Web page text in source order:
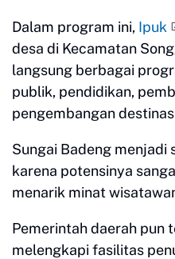
Dalam program ini, Ipuk
desa di Kecamatan
langsung berbagai
publik, pendidikan,
pengembangan
Sungai Badeng menjadi
karena potensinya
menarik minat
Pemerintah daerah pun
melengkapi fasilitas